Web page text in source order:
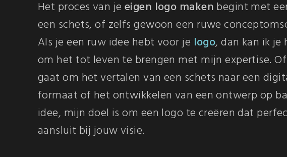
Het proces van je eigen logo maken begint met
een schets, of zelfs gewoon een ruwe
Als je een ruw idee hebt voor je logo, dan kan ik je
om het tot leven te brengen met mijn expertise.
gaat om het vertalen van een schets naar een
formaat of het ontwikkelen van een ontwerp op
idee, mijn doel is om een logo te creëren dat
aansluit bij jouw visie.